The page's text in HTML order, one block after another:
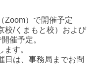
Zoom）で開催予定
校/くまもと校）および
催予定。
す。
日は、事務局までお問